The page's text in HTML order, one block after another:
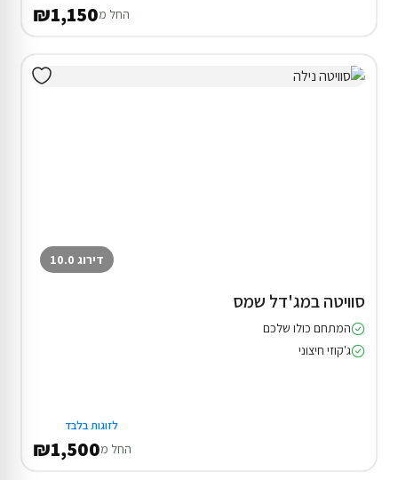
החל מ₪1,150
דירוג 10.0
סוויטה במג'דל שמס
המתחם כולו שלכם
ג'קוזי חיצוני
לזוגות בלבד
החל מ₪1,500